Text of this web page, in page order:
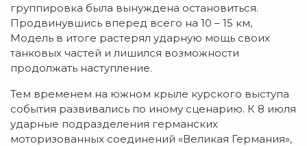
группировка была вынуждена остановиться.
Продвинувшись вперед всего на 10 – 15 км,
Модель в итоге растерял ударную мощь своих
танковых частей и лишился возможности
продолжать наступление.
Тем временем на южном крыле курского выступа
события развивались по иному сценарию. К 8 июля
ударные подразделения германских
моторизованных соединений «Великая Германия»,